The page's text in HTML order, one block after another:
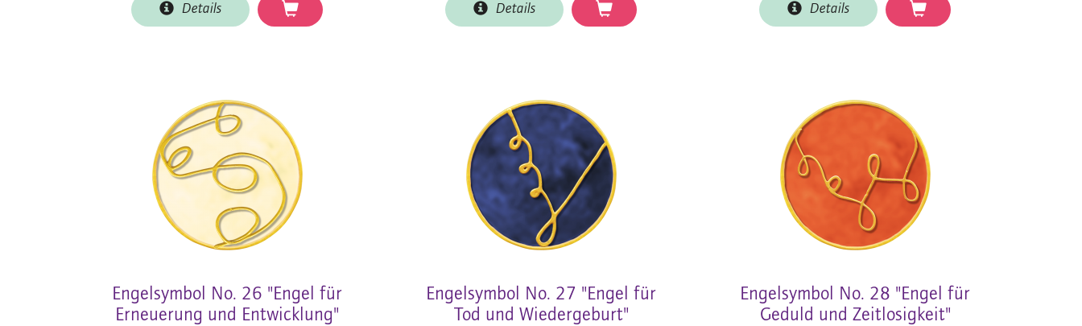
Details Details Details
Engelsymbol No. 26 "Engel für
Erneuerung und Entwicklung"
Engelsymbol No. 27 "Engel für
Tod und Wiedergeburt"
Engelsymbol No. 28 "Engel für
Geduld und Zeitlosigkeit"